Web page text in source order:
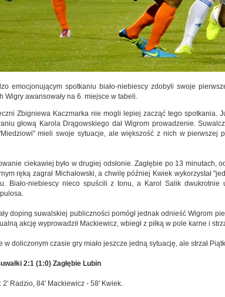
emocjonującym spotkaniu biało-niebiescy zdobyli swoje
Wigry awansowały na 6. miejsce w tabeli.
Zbigniewa Kaczmarka nie mogli lepiej zacząć tego spotkania.
głową Karola Drągowskiego dał Wigrom prowadzenie.
mieli swoje sytuacje, ale większość z nich w pierwszej
ciekawiej było w drugiej odsłonie. Zagłębie po 13 minutach,
ręką zagrał Michałowski, a chwilę później Kwiek wykorzystał
Biało-niebiescy nieco spuścili z tonu, a Karol Salik dwukrotnie
doping suwalskiej publiczności pomógł jednak odnieść Wigrom
akcję wyprowadził Mackiewicz, wbiegł z piłką w pole karne i
w doliczonym czasie gry miało jeszcze jedną sytuację, ale strzał
2:1 (1:0) Zagłębie Lubin
: 2' Radzio, 84' Mackiewicz - 58' Kwiek.